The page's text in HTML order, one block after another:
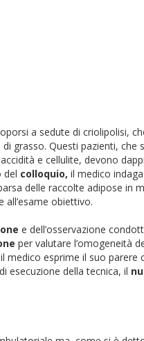
a sedute di criolipolisi,
grasso. Questi pazienti, che
e cellulite, devono
del colloquio, il medico
delle raccolte adipose in
obiettivo.
e dell’osservazione
per valutare l’omogeneità
esprime il suo parere
esecuzione della tecnica, il